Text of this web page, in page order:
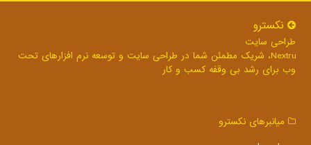
نكسترو
طراحی سایت
Nextru، شریک مطمئن شما در طراحی سایت و توسعه نرم افزارهای تحت
وب برای رشد بی وقفه کسب و کار
میانبرهای نكسترو